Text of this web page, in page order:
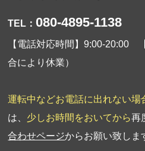
TEL： 080-4895-1138
【電話対応時間】9:00-20:00
合により休業）
運転中などお電話に出れない場
は、 少しお時間をおいてから再
合わせページからお願い致しま